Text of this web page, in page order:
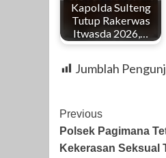
Kapolda Sulteng
Tutup Rakerwas
Itwasda 2026,…
Jumblah
Post
Navigation
Previous
Polsek Pagimana
Kekerasan Seksual